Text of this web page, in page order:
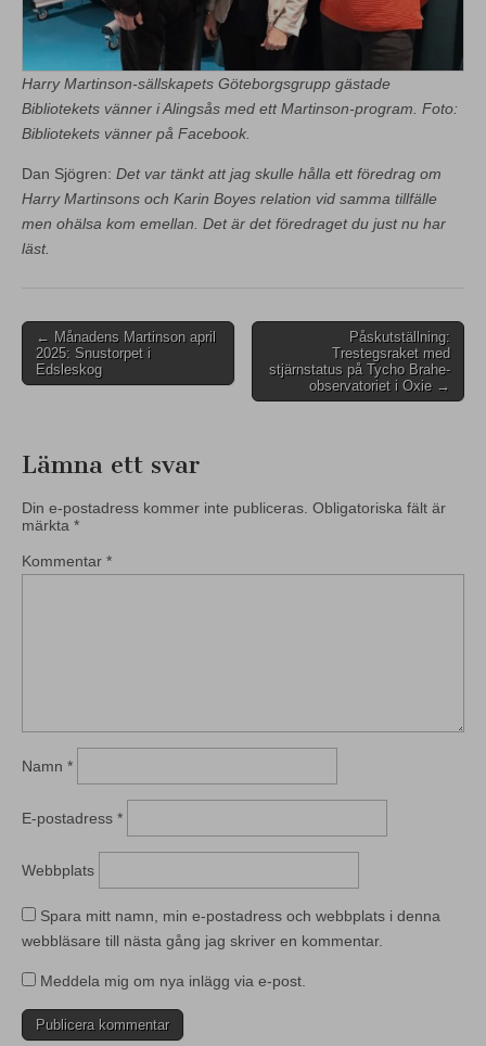
Harry Martinson-sällskapets Göteborgsgrupp gästade
Bibliotekets vänner i Alingsås med ett Martinson-program. Foto:
Bibliotekets vänner på Facebook.
Dan Sjögren: Det var tänkt att jag skulle hålla ett föredrag om
Harry Martinsons och Karin Boyes relation vid samma tillfälle
men ohälsa kom emellan. Det är det föredraget du just nu har
läst.
Post
navigation
← Månadens Martinson april
2025: Snustorpet i
Edsleskog
Påskutställning:
Trestegsraket med
stjärnstatus på Tycho Brahe-
observatoriet i Oxie →
Lämna ett svar
Din e-postadress kommer inte publiceras. Obligatoriska fält är
märkta *
Kommentar *
Namn *
E-postadress *
Webbplats
Spara mitt namn, min e-postadress och webbplats i denna
webbläsare till nästa gång jag skriver en kommentar.
Meddela mig om nya inlägg via e-post.